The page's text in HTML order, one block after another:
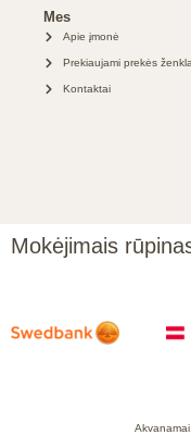
Mes
Apie įmonė
Prekiaujami prekės
Kontaktai
Mokėjimais